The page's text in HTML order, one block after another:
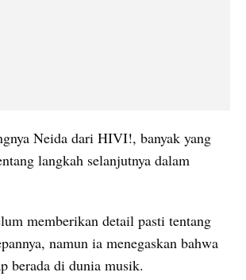
Neida dari HIVI!, banyak yang
langkah selanjutnya dalam
memberikan detail pasti tentang
namun ia menegaskan bahwa
berada di dunia musik.